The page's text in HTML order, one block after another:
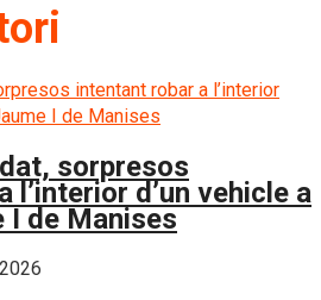
sorpresos
l’interior d’un vehicle a
I de Manises